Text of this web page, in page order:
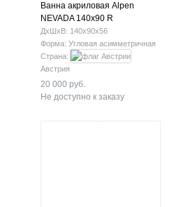
Ванна акриловая Alpen
NEVADA 140х90 R
ДхШхВ: 140х90х56
Форма: Угловая асимметричная
Страна:
Австрия
20 000 руб.
Не доступно к заказу